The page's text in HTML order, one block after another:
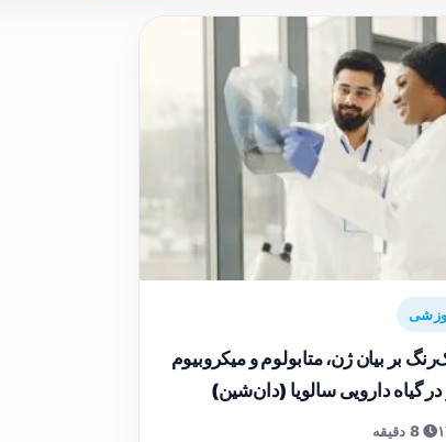
بر بیان ژن، متابولوم و میکروبیوم
گیاه دارویی سالویا (دان‌شین)
8 دقیقه